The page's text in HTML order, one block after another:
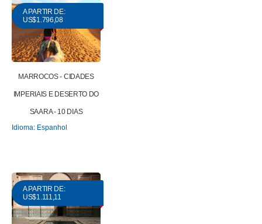
A PARTIR DE:
US$1.796,08
MARROCOS - CIDADES
IMPERIAIS E DESERTO DO
SAARA - 10 DIAS
Idioma: Espanhol
A PARTIR DE:
US$1.111,11